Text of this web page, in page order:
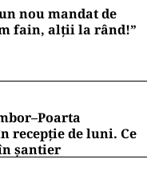
nou mandat de
fain, alții la rând!”
recepție de luni. Ce
șantier